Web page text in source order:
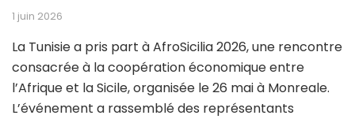
1 juin 2026
La Tunisie a pris part à AfroSicilia 2026, une rencontre
consacrée à la coopération économique entre
l’Afrique et la Sicile, organisée le 26 mai à Monreale.
L’événement a rassemblé des représentants